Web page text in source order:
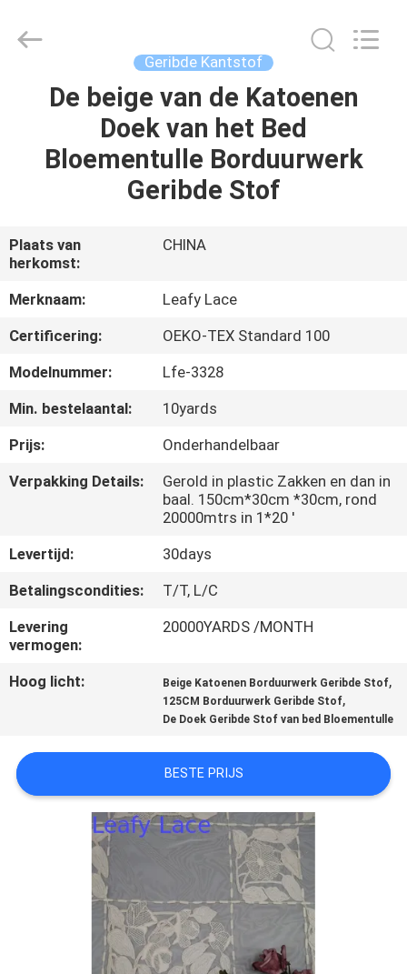
THUIS
PRODUCTEN
ONS
FABRIEKSREIS
KWALITEITSCONTROLE
CONTACTEER
ONS
VRAAG
EEN
OFFERTE
AAN
PRIVACYBELEID
Ltd..
Geribde Kantstof
De beige van de Katoenen
Doek van het Bed
Bloementulle Borduurwerk
Geribde Stof
Plaats van
herkomst:
CHINA
Merknaam:
Leafy Lace
Certificering:
OEKO-TEX Standard 100
Modelnummer:
Lfe-3328
Min. bestelaantal:
10yards
Prijs:
Onderhandelbaar
Verpakking Details:
Gerold in plastic Zakken en dan in
baal. 150cm*30cm *30cm, rond
20000mtrs in 1*20 '
Levertijd:
30days
Betalingscondities:
T/T, L/C
Levering
vermogen:
20000YARDS /MONTH
Hoog licht: Beige Katoenen Borduurwerk Geribde Stof,
125CM Borduurwerk Geribde Stof,
De Doek Geribde Stof van bed Bloementulle
BESTE PRIJS